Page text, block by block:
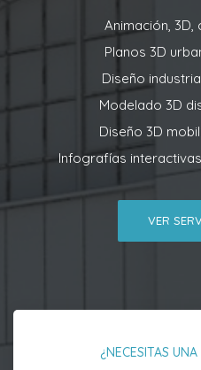
Animación, 3D,
Planos 3D
Diseño
Modelado 3D
Diseño 3D
Infografías
VER
¿NECESITAS